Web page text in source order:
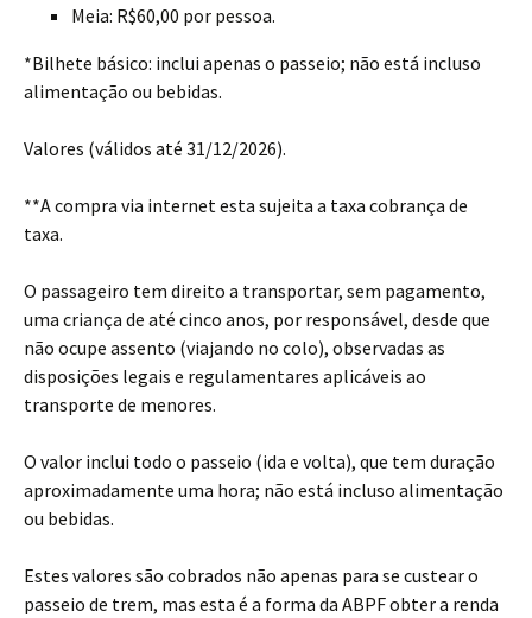
Meia: R$60,00 por pessoa.
*Bilhete básico: inclui apenas o passeio; não está incluso
alimentação ou bebidas.
Valores (válidos até 31/12/2026).
**A compra via internet esta sujeita a taxa cobrança de
taxa.
O passageiro tem direito a transportar, sem pagamento,
uma criança de até cinco anos, por responsável, desde que
não ocupe assento (viajando no colo), observadas as
disposições legais e regulamentares aplicáveis ao
transporte de menores.
O valor inclui todo o passeio (ida e volta), que tem duração
aproximadamente uma hora; não está incluso alimentação
ou bebidas.
Estes valores são cobrados não apenas para se custear o
passeio de trem, mas esta é a forma da ABPF obter a renda